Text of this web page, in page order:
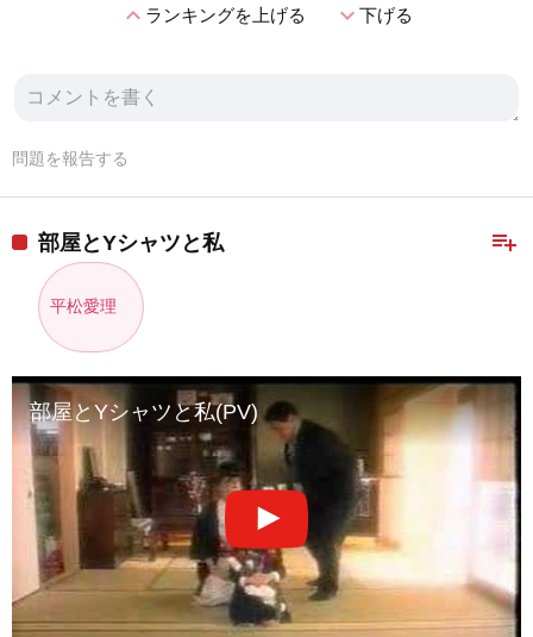
expand_lessランキングを上げる expand_more下げる
問題を報告する
playlist_add
部屋とYシャツと私
平松愛理
部屋とYシャツと私(PV)